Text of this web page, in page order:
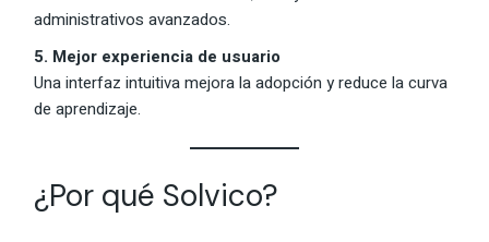
administrativos avanzados.
5. Mejor experiencia de usuario
Una interfaz intuitiva mejora la adopción y reduce la curva
de aprendizaje.
¿Por qué Solvico?